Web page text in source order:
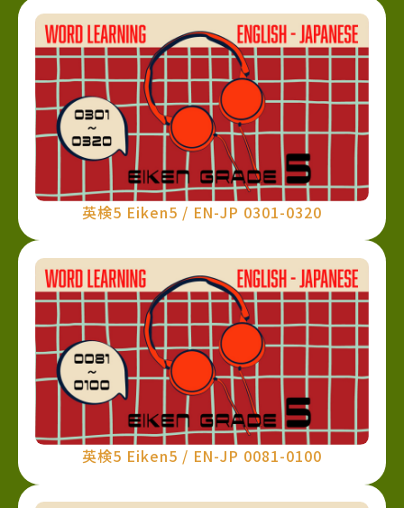
英検5 Eiken5 / EN-JP 0301-0320
英検5 Eiken5 / EN-JP 0081-0100